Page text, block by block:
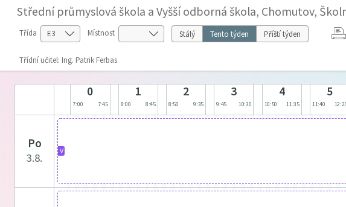
Střední průmyslová škola a Vyšší odborná škola, Chomutov,
Třída Místnost Stálý Tento týden Příští týden
Třídní učitel: Ing. Patrik Ferbas
0
7:00 7:45
1
8:00 8:45
2
8:50 9:35
3
9:45 10:30
4
10:50 11:35
5
11:40
po
3.8.
V